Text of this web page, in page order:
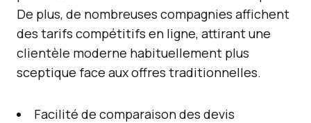
De plus, de nombreuses compagnies affichent
des tarifs compétitifs en ligne, attirant une
clientèle moderne habituellement plus
sceptique face aux offres traditionnelles.
Facilité de comparaison des devis